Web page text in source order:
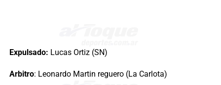
Expulsado: Lucas Ortiz (SN)
Arbitro: Leonardo Martin reguero (La Carlota)